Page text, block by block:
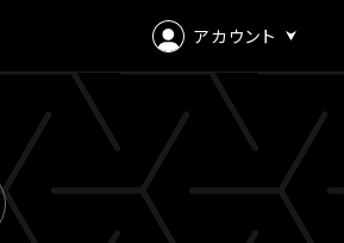
アカウント
ログイン
会員登録